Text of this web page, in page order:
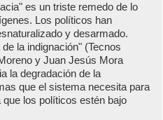
es un triste remedo de lo
Los políticos han
y desarmado.
la indignación" (Tecnos
y Juan Jesús Mora
la degradación de la
que el sistema necesita para
los políticos estén bajo